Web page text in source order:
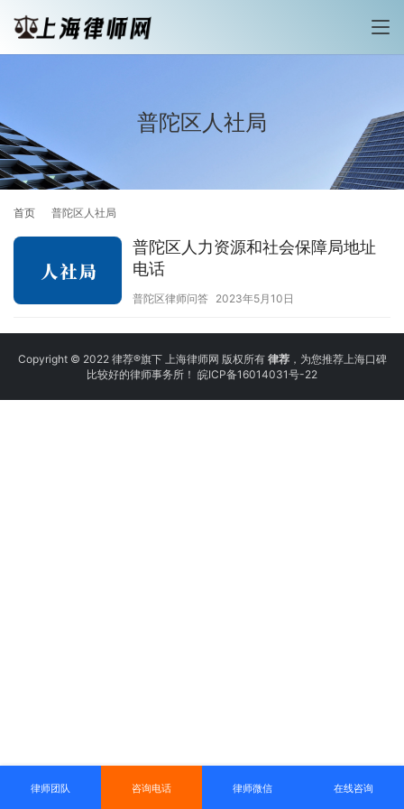
普陀区人社局
首页 普陀区人社局
普陀区人力资源和社会保障局地址
电话
普陀区律师问答 2023年5月10日
Copyright © 2022 律荐®旗下 上海律师网 版权所有 律荐，为您推荐上海口碑
比较好的律师事务所！ 皖ICP备16014031号-22
律师团队 咨询电话 律师微信 在线咨询